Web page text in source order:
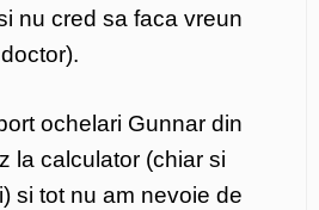
nu cred sa faca vreun
ochelari Gunnar din
la calculator (chiar si
si tot nu am nevoie de